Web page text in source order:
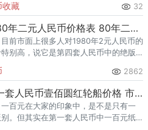
金币的需求就明显升温，但鱼龙混杂的
渠道里，能精准识别版别溢
收藏 32
1980年二元人民币价格表 80年二元纸币最新回收价格
市面上很多人对1980年2元人民币的
别高，说它是第四套人民币中的绝版
。
2862
第一套人民币壹佰圆红轮船价格 市场行情怎么样
元在大家的印象中，是不是只有一
。但其实在第一套人民币中一百元纸